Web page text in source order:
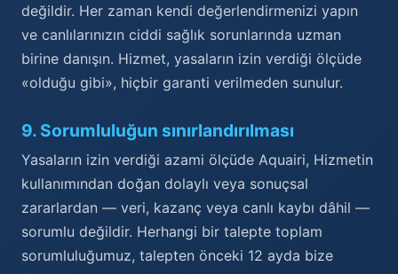
değildir. Her zaman kendi değerlendirmenizi yapın
ve canlılarınızın ciddi sağlık sorunlarında uzman
birine danışın. Hizmet, yasaların izin verdiği ölçüde
«olduğu gibi», hiçbir garanti verilmeden sunulur.
9. Sorumluluğun sınırlandırılması
Yasaların izin verdiği azami ölçüde Aquairi, Hizmetin
kullanımından doğan dolaylı veya sonuçsal
zararlardan — veri, kazanç veya canlı kaybı dâhil —
sorumlu değildir. Herhangi bir talepte toplam
sorumluluğumuz, talepten önceki 12 ayda bize